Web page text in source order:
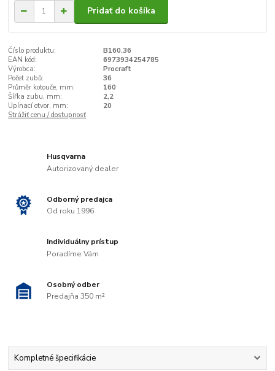
Pridať do košíka
Číslo produktu:
B160.36
EAN kód:
6973934254785
Výrobca:
Procraft
Počet zubů:
36
Průměr kotouče, mm:
160
Šířka zubu, mm:
2,2
Upínací otvor, mm:
20
Strážiť cenu / dostupnosť
Husqvarna
Autorizovaný dealer
Odborný predajca
Od roku 1996
Individuálny prístup
Poradíme Vám
Osobný odber
Predajňa 350 m²
Kompletné špecifikácie